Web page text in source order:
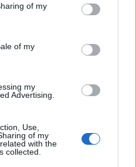
of my
of my
my
Advertising.
Use,
of my
with the
collected.
ukránok leginkább